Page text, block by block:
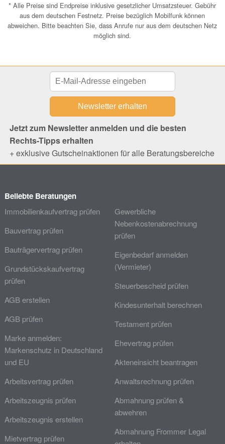
* Alle Preise sind Endpreise inklusive gesetzlicher Umsatzsteuer. Gebühr
aus dem deutschen Festnetz. Preise bezüglich Mobilfunk können
abweichen. Bitte beachten Sie, dass Anrufe nur aus dem deutschen Netz
möglich sind.
Jetzt zum Newsletter anmelden und die besten
Rechts-Tipps erhalten
+ exklusive Gutscheinaktionen für alle Beratungsbereiche
Beliebte Beratungen
Immobilienkaufvertrag prüfen
Bauvertrag prüfen
Bauträgervertrag prüfen
Grundstückskaufvertrag
prüfen
AGB erstellen
AGB prüfen
Marke anmelden:
Markenschutz in Deutschland
und EU
Arbeitsvertrag prüfen
Arbeitszeugnis prüfen
Arbeitszeugnis erstellen
Mietvertrag prüfen
Gewerbliche
Nebenkostenabrechnung
prüfen
Eigenbedarf anmelden
(Vermieter)
Steuerbescheid prüfen
Kindesunterhalt berechnen
Testament prüfen
Ehevertrag prüfen
Akteneinsicht beantragen
Anwaltsrechnung prüfen
Abmahnung prüfen &
abwehren
Abmahnung Frommer Legal